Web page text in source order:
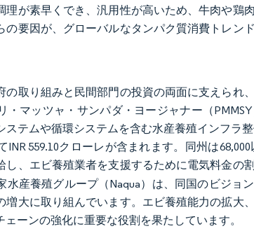
理が素早くでき、汎用性が高いため、牛肉や鶏
の要因が、グローバルなタンパク質消費トレン
の取り組みと民間部門の投資の両面に支えられ
・マッツャ・サンパダ・ヨージャナー（
テムや循環システムを含む水産養殖インフラ整
559.10クローレが含まれます。同州は
し、エビ養殖業者を支援するために電気料金の
水産養殖グループ（Naqua）は、同国のビジョ
増大に取り組んでいます。エビ養殖能力の拡大
ーンの強化に重要な役割を果たしています。